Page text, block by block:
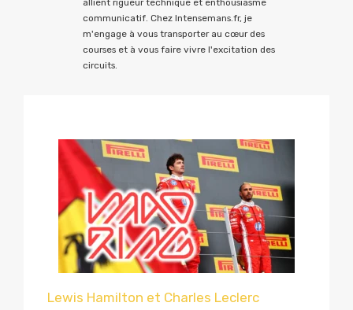
allient rigueur technique et enthousiasme
communicatif. Chez Intensemans.fr, je
m'engage à vous transporter au cœur des
courses et à vous faire vivre l'excitation des
circuits.
Lewis Hamilton et Charles Leclerc